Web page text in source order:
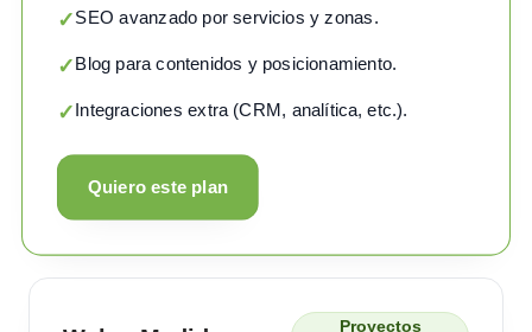
✓SEO avanzado por servicios y zonas.
✓Blog para contenidos y posicionamiento.
✓Integraciones extra (CRM, analítica, etc.).
Quiero este plan
Proyectos